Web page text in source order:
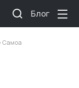
Блог
Самоа